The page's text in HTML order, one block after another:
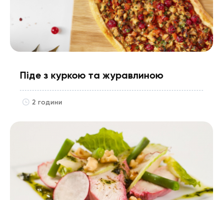
Піде з куркою та журавлиною
2 години